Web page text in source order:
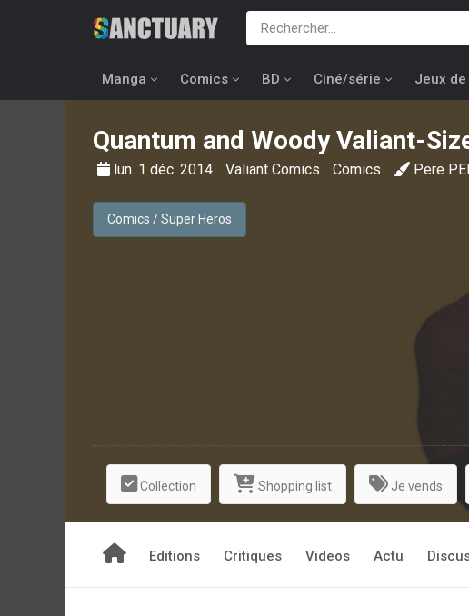
Manga Comics BD Ciné/série Jeux
Quantum and Woody Valiant-
lun. 1 déc. 2014 Valiant Comics Comics Pere
Comics / Super Heros
Collection Shopping list Je vends
Editions Critiques Videos Actu